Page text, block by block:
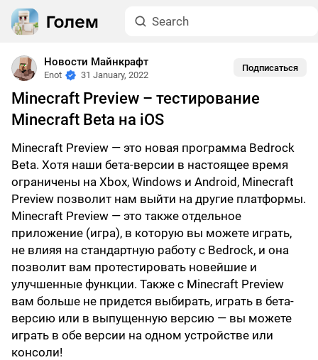
Новости Майнкрафт
Enot 31 January, 2022
Подписаться
Minecraft Preview – тестирование
Minecraft Beta на iOS
Minecraft Preview — это новая программа Bedrock
Beta. Хотя наши бета-версии в настоящее время
ограничены на Xbox, Windows и Android, Minecraft
Preview позволит нам выйти на другие платформы.
Minecraft Preview — это также отдельное
приложение (игра), в которую вы можете играть,
не влияя на стандартную работу с Bedrock, и она
позволит вам протестировать новейшие и
улучшенные функции. Также с Minecraft Preview
вам больше не придется выбирать, играть в бета-
версию или в выпущенную версию — вы можете
играть в обе версии на одном устройстве или
консоли!